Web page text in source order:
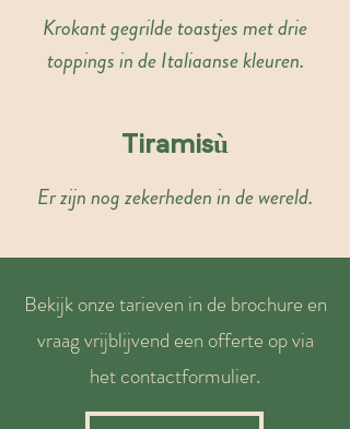
Krokant gegrilde toastjes met drie
toppings in de Italiaanse kleuren.
Tiramisù
Er zijn nog zekerheden in de wereld.
Bekijk onze tarieven in de brochure en
vraag vrijblijvend een offerte op via
het contactformulier.